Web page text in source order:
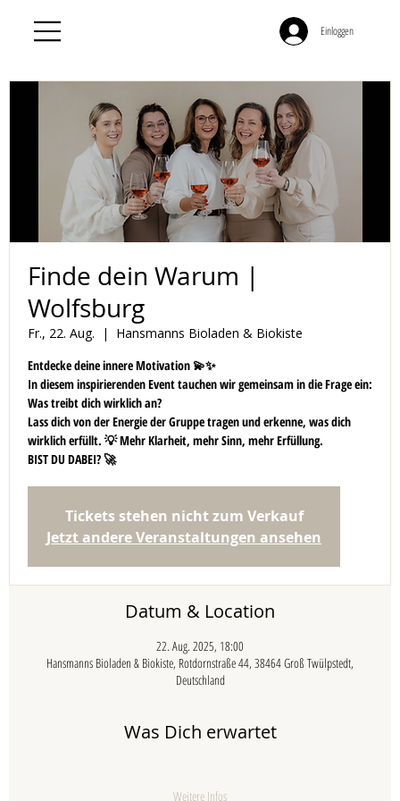
Einloggen
Finde dein Warum |
Wolfsburg
Fr., 22. Aug.
  |
Hansmanns Bioladen & Biokiste
Entdecke deine innere Motivation 💫✨
In diesem inspirierenden Event tauchen wir gemeinsam in die Frage ein:
Was treibt dich wirklich an?
Lass dich von der Energie der Gruppe tragen und erkenne, was dich
wirklich erfüllt. 💡 Mehr Klarheit, mehr Sinn, mehr Erfüllung.
BIST DU DABEI? 🚀
Tickets stehen nicht zum Verkauf
Jetzt andere Veranstaltungen ansehen
Datum & Location
22. Aug. 2025, 18:00
Hansmanns Bioladen & Biokiste, Rotdornstraße 44, 38464 Groß Twülpstedt,
Deutschland
Was Dich erwartet
Weitere Infos